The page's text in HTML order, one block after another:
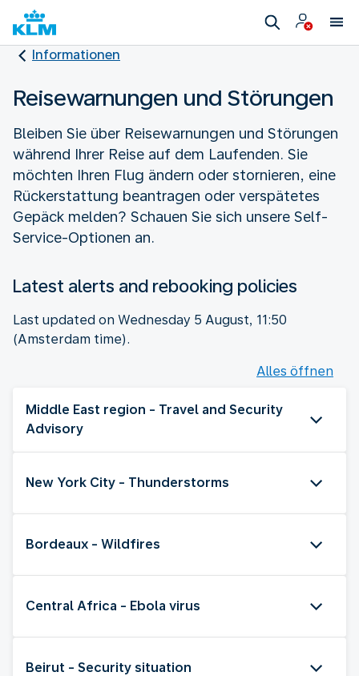
Informationen
Reisewarnungen und Störungen
Bleiben Sie über Reisewarnungen und Störungen
während Ihrer Reise auf dem Laufenden. Sie
möchten Ihren Flug ändern oder stornieren, eine
Rückerstattung beantragen oder verspätetes
Gepäck melden? Schauen Sie sich unsere Self-
Service-Optionen an.
Latest alerts and rebooking policies
Last updated on Wednesday 5 August, 11:50
(Amsterdam time).
Alles öffnen
Middle East region - Travel and Security
Advisory
New York City - Thunderstorms
Bordeaux - Wildfires
Central Africa - Ebola virus
Beirut - Security situation